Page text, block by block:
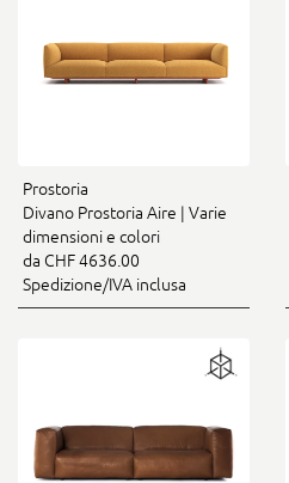
Prostoria
Divano Prostoria Aire | Varie
dimensioni e colori
da CHF 4636.00
Spedizione/IVA inclusa